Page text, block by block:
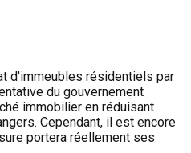
d'immeubles résidentiels par
du gouvernement
immobilier en réduisant
Cependant, il est encore
portera réellement ses